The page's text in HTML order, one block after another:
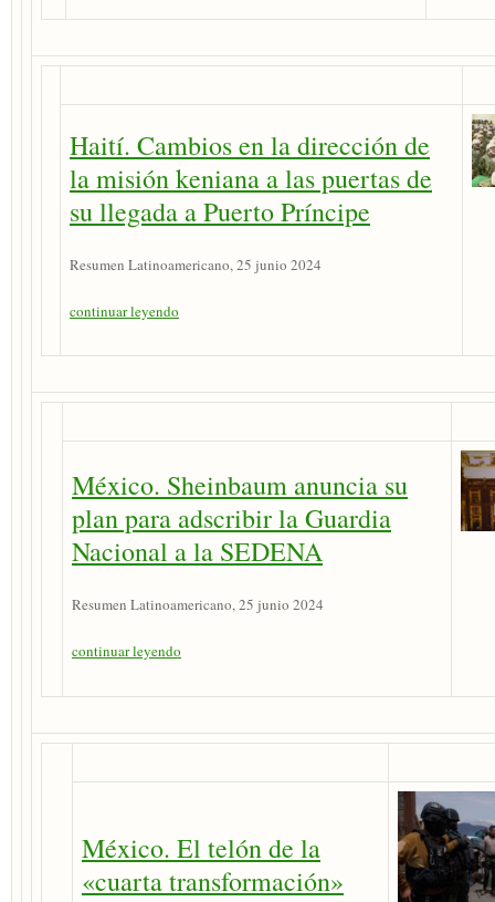
Haití. Cambios en la dirección de
la misión keniana a las puertas de
su llegada a Puerto Príncipe
Resumen Latinoamericano, 25 junio 2024
continuar leyendo
México. Sheinbaum anuncia su
plan para adscribir la Guardia
Nacional a la SEDENA
Resumen Latinoamericano, 25 junio 2024
continuar leyendo
México. El telón de la
«cuarta transformación»